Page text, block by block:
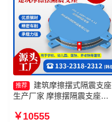
推荐
建筑摩擦摆式隔震支座
生产厂家 摩擦摆隔震支座
隔震支座FPSII-7000-300-
￥10555